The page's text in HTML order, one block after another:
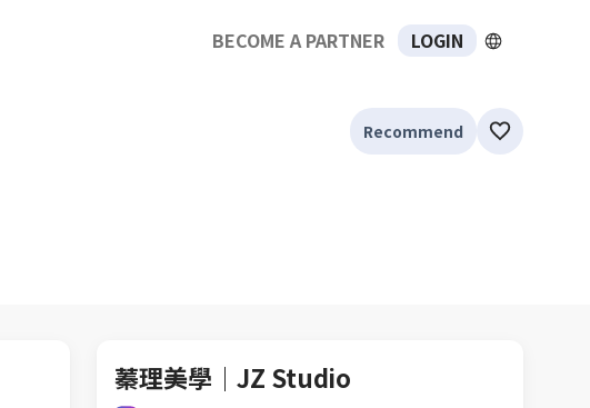
BECOME A PARTNER LOGIN
Recommend
蓁理美學｜JZ Studio